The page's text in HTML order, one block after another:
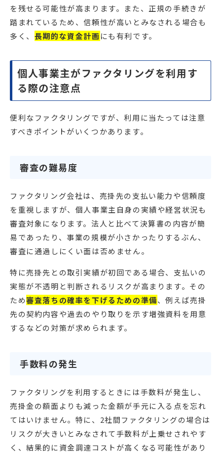
を残せる可能性が高まります。また、正規の手続きが
踏まれているため、信頼性が高いとみなされる場合も
多く、 長期的な資金計画 にも有利です。
個人事業主がファクタリングを利用す
る際の注意点
便利なファクタリングですが、利用に当たっては注意
すべきポイントがいくつかあります。
審査の難易度
ファクタリング会社は、売掛先の支払い能力や信頼度
を重視しますが、個人事業主自身の実績や経営状況も
審査対象になります。法人と比べて決算書の内容が簡
易であったり、事業の規模が小さかったりするぶん、
審査に通過しにくい面は否めません。
特に売掛先との取引実績が初回である場合、支払いの
実態が不透明と判断されるリスクが高まります。その
ため審査落ちの確率を下げるための準備、例えば売掛
先の契約内容や過去のやり取りを示す増強資料を用意
するなどの対策が求められます。
手数料の発生
ファクタリングを利用するときには手数料が発生し、
売掛金の額面よりも減った金額が手元に入る点を忘れ
てはいけません。特に、2社間ファクタリングの場合は
リスクが大きいとみなされて手数料が上乗せされやす
く、結果的に資金調達コストが高くなる可能性があり